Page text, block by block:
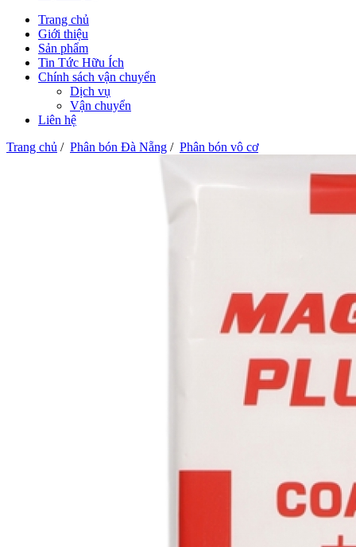
Trang chủ
Giới thiệu
Sản phẩm
Tin Tức Hữu Ích
Chính sách vận chuyển
Dịch vụ
Vận chuyển
Liên hệ
Trang chủ / Phân bón Đà Nẵng / Phân bón vô cơ